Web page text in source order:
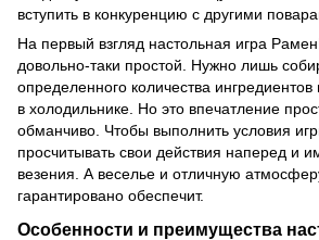
вступить в конкуренцию с другими
На первый взгляд настольная игра
довольно-таки простой. Нужно лишь
определенного количества
в холодильнике. Но это впечатление
обманчиво. Чтобы выполнить условия
просчитывать свои действия наперед и
везения. А веселье и отличную
гарантировано обеспечит.
Особенности и преимущества